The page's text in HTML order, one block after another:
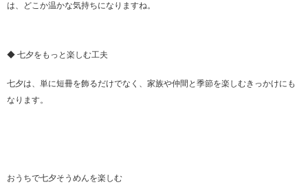
は、どこか温かな気持ちになりますね。
◆ 七夕をもっと楽しむ工夫
七夕は、単に短冊を飾るだけでなく、家族や仲間と季節を楽しむきっかけにも
なります。
おうちで七夕そうめんを楽しむ